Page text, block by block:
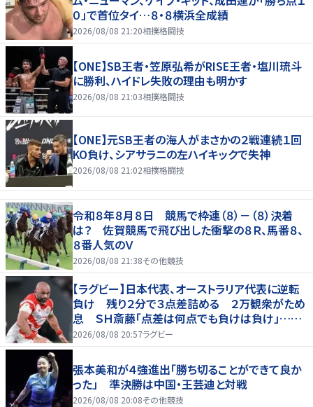
０」で首位タイ…８・８横浜全成績
2026/08/08 21:20相撲格闘技
【ONE】SB王者・笠原弘希がRISE王者・塩川琉斗
に勝利、ハイドレ失敗の理由も明かす
2026/08/08 21:03相撲格闘技
【ONE】元SB王者の海人がまさかの２戦連続１回
KO負け、シアサラニの左ハイキックで失神
2026/08/08 21:02相撲格闘技
令和８年８月８日 競馬で枠連（８）－（８）決着
は？ 佐賀競馬で飛び出した衝撃の８Ｒ、馬番８、
８番人気のＶ
2026/08/08 21:38その他競技
【ラグビー】日本代表、オーストラリア代表に逆転
負け 残り２分で３点差詰める ２万観衆がため
息 ＳＨ斎藤「点差は何点でも負けは負け」…前
半にＳＯ伊藤龍が先制トライ、３２ー３５で惜敗
2026/08/08 20:57ラグビー
張本美和が４強進出「勝ち切ることができて良か
った」 準決勝は中国・王芸迪と対戦
2026/08/08 20:08その他競技